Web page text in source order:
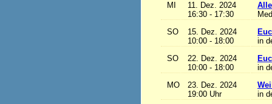
MI
11. Dez. 2024
16:30 - 17:30
SO
15. Dez. 2024
10:00 - 18:00
in
SO
22. Dez. 2024
10:00 - 18:00
in
MO
23. Dez. 2024
19:00 Uhr
in